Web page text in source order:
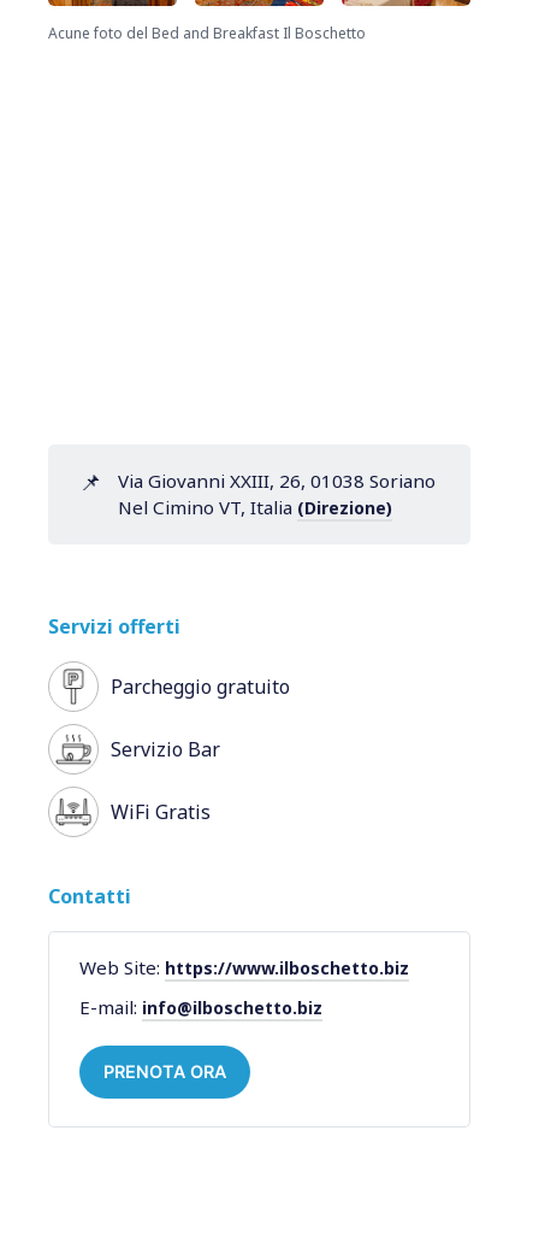
Acune foto del Bed and Breakfast Il Boschetto
📌
Via Giovanni XXIII, 26, 01038 Soriano
Nel Cimino VT, Italia (Direzione)
Servizi offerti
Parcheggio gratuito
Servizio Bar
WiFi Gratis
Contatti
Web Site: https://www.ilboschetto.biz
E-mail: info@ilboschetto.biz
PRENOTA ORA